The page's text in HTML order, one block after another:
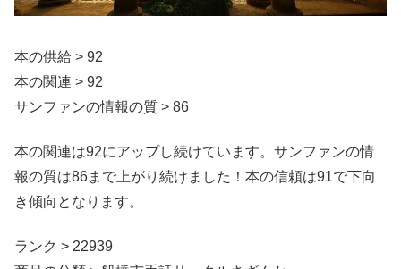
本の供給 > 92
本の関連 > 92
サンファンの情報の質 > 86
本の関連は92にアップし続けています。サンファンの情
報の質は86まで上がり続けました！本の信頼は91で下向
き傾向となります。
ランク > 22939